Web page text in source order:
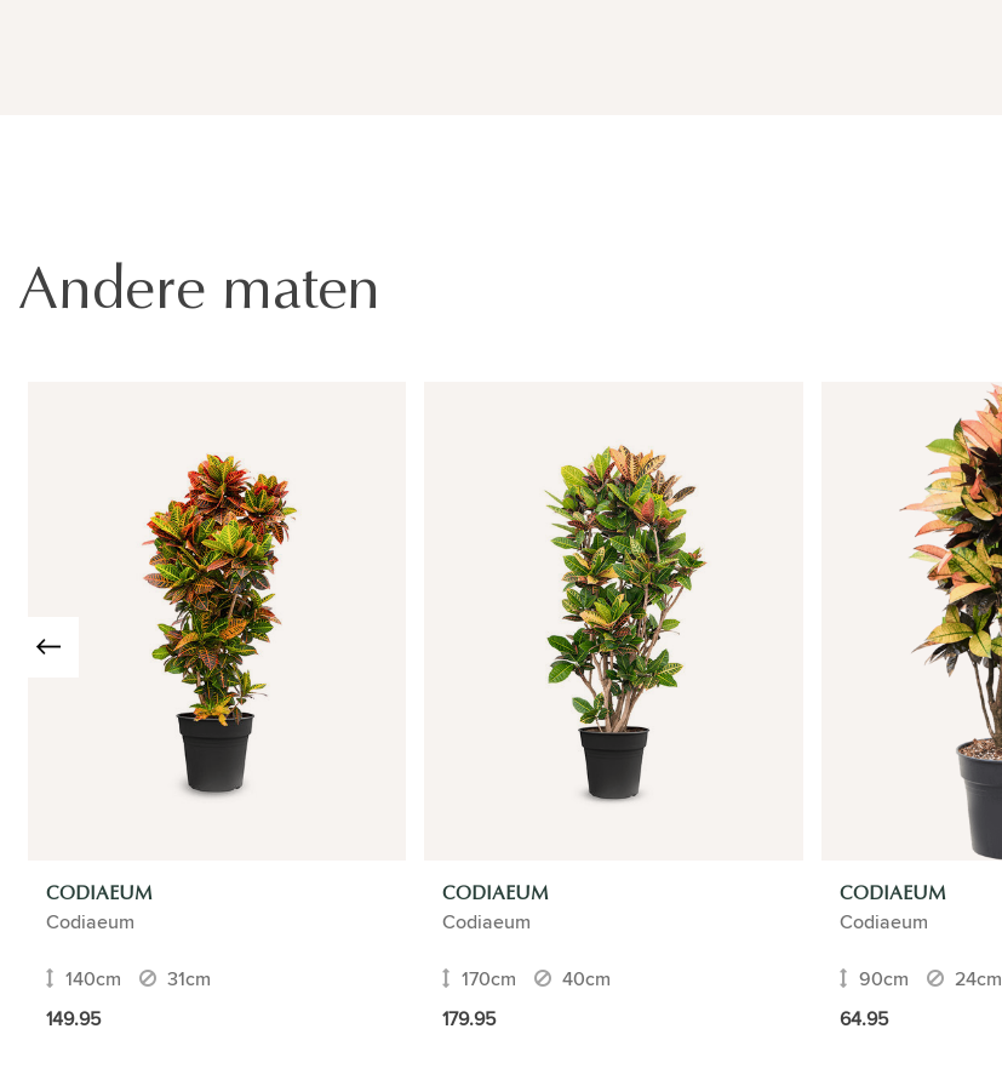
Andere maten
CODIAEUM
Codiaeum
140cm
31cm
149.95
CODIAEUM
Codiaeum
170cm
40cm
179.95
CODIAEUM
Codiaeum
90cm
24cm
64.95